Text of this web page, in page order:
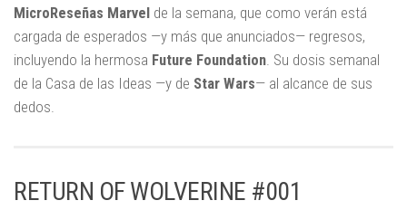
MicroReseñas Marvel de la semana, que como verán está
cargada de esperados —y más que anunciados— regresos,
incluyendo la hermosa Future Foundation. Su dosis semanal
de la Casa de las Ideas —y de Star Wars— al alcance de sus
dedos.
RETURN OF WOLVERINE #001